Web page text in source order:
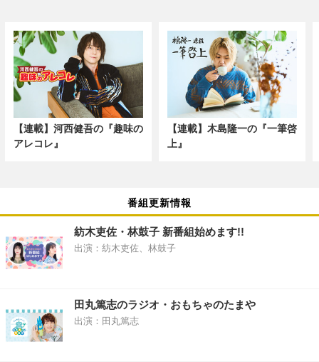
【連載】河西健吾の『趣味の
アレコレ』
【連載】木島隆一の『一筆啓
上』
番組更新情報
紡木吏佐・林鼓子 新番組始めます!!
出演：紡木吏佐、林鼓子
田丸篤志のラジオ・おもちゃのたまや
出演：田丸篤志